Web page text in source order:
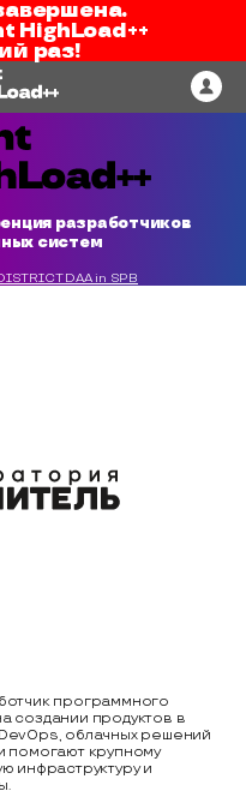
HighLoad++
раз!
разработчиков
систем
DAA in SPB
программного
создании продуктов в
облачных решений
помогают крупному
инфраструктуру и